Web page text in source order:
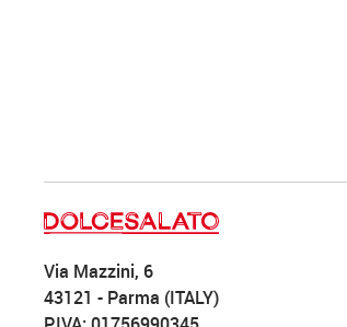
Via Mazzini, 6
43121 - Parma (ITALY)